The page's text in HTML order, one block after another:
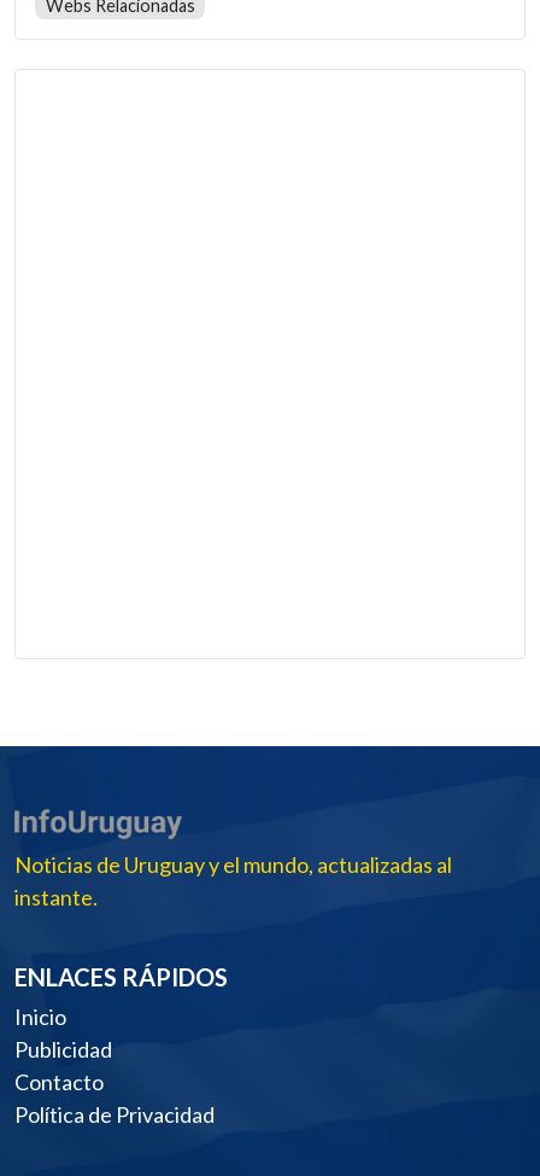
Webs Relacionadas
Noticias de Uruguay y el mundo, actualizadas al
instante.
ENLACES RÁPIDOS
Inicio
Publicidad
Contacto
Política de Privacidad